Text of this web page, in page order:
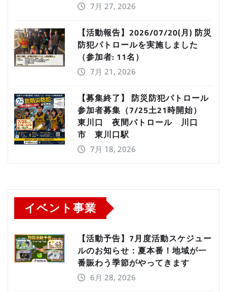
7月 27, 2026
【活動報告】2026/07/20(月) 防災
防犯パトロールを実施しました
（参加者: 11名）
7月 21, 2026
【募集終了】 防災防犯パトロール
参加者募集（7/25土21時開始）
東川口 夜間パトロール 川口
市 東川口駅
7月 18, 2026
イベント事業
【活動予告】7月度活動スケジュー
ルのお知らせ：夏本番！地域が一
番賑わう季節がやってきます
6月 28, 2026